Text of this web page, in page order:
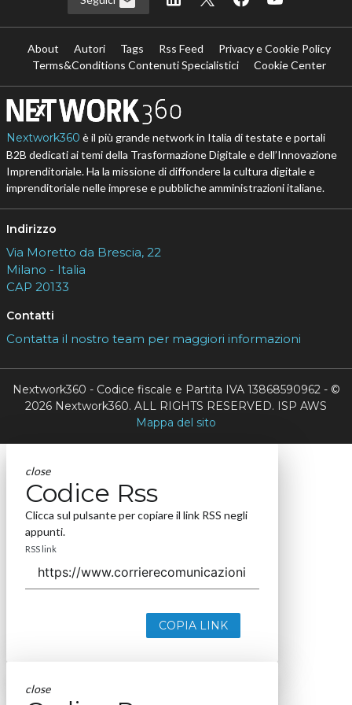
About Autori Tags Rss Feed
Privacy e Cookie Policy
Terms&Conditions Contenuti Specialistici
Cookie Center
Nextwork360 è il più grande network in Italia di testate e portali
B2B dedicati ai temi della Trasformazione Digitale e dell’Innovazione
Imprenditoriale. Ha la missione di diffondere la cultura digitale e
imprenditoriale nelle imprese e pubbliche amministrazioni italiane.
Indirizzo
Via Moretto da Brescia, 22
Milano - Italia
CAP 20133
Contatti
Contatta il nostro team per maggiori informazioni
Nextwork360 - Codice fiscale e Partita IVA 13868590962 - ©
2026 Nextwork360. ALL RIGHTS RESERVED. ISP AWS
Mappa del sito
close
Codice Rss
Clicca sul pulsante per copiare il link RSS negli
appunti.
RSS link
COPIA LINK
close